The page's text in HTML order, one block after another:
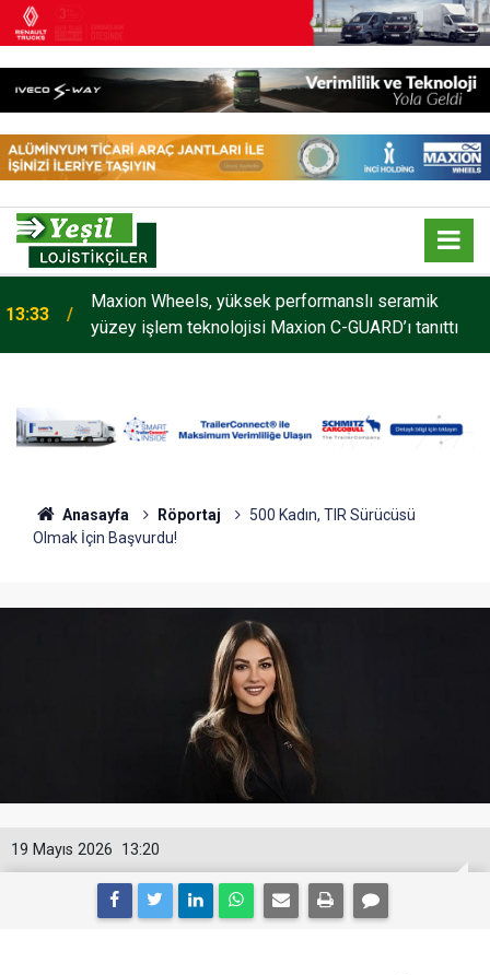
13:33
Maxion Wheels, yüksek performanslı seramik
yüzey işlem teknolojisi Maxion C-GUARD’ı tanıttı
Anasayfa Röportaj
500 Kadın, TIR Sürücüsü
Olmak İçin Başvurdu!
13:20
19 Mayıs 2026